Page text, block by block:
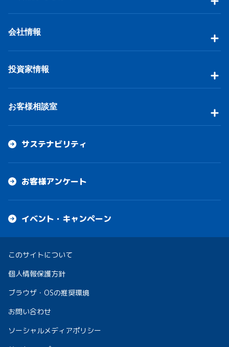
会社情報
投資家情報
お客様相談室
サステナビリティ
お客様アンケート
イベント・キャンペーン
このサイトについて
個人情報保護方針
ブラウザ・OSの推奨環境
お問い合わせ
ソーシャルメディアポリシー